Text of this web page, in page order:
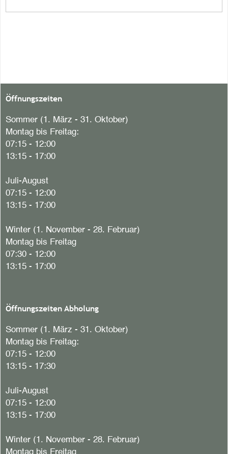
Öffnungszeiten
Sommer (1. März - 31. Oktober)
Montag bis Freitag:
07:15 - 12:00
13:15 - 17:00
Juli-August
07:15 - 12:00
13:15 - 17:00
Winter (1. November - 28. Februar)
Montag bis Freitag
07:30 - 12:00
13:15 - 17:00
Öffnungszeiten Abholung
Sommer (1. März - 31. Oktober)
Montag bis Freitag:
07:15 - 12:00
13:15 - 17:30
Juli-August
07:15 - 12:00
13:15 - 17:00
Winter (1. November - 28. Februar)
Montag bis Freitag